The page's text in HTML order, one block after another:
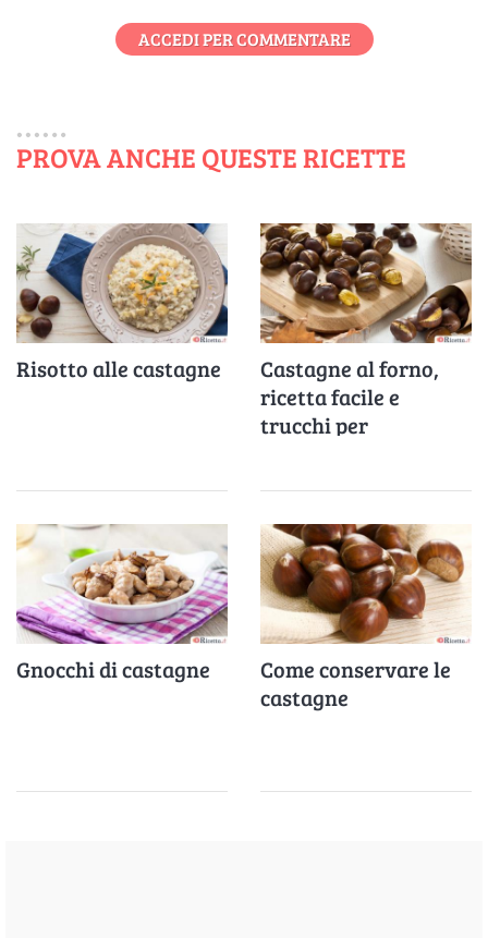
ACCEDI PER COMMENTARE
PROVA ANCHE QUESTE RICETTE
Risotto alle castagne
Castagne al forno,
ricetta facile e
trucchi per
Gnocchi di castagne
Come conservare le
castagne